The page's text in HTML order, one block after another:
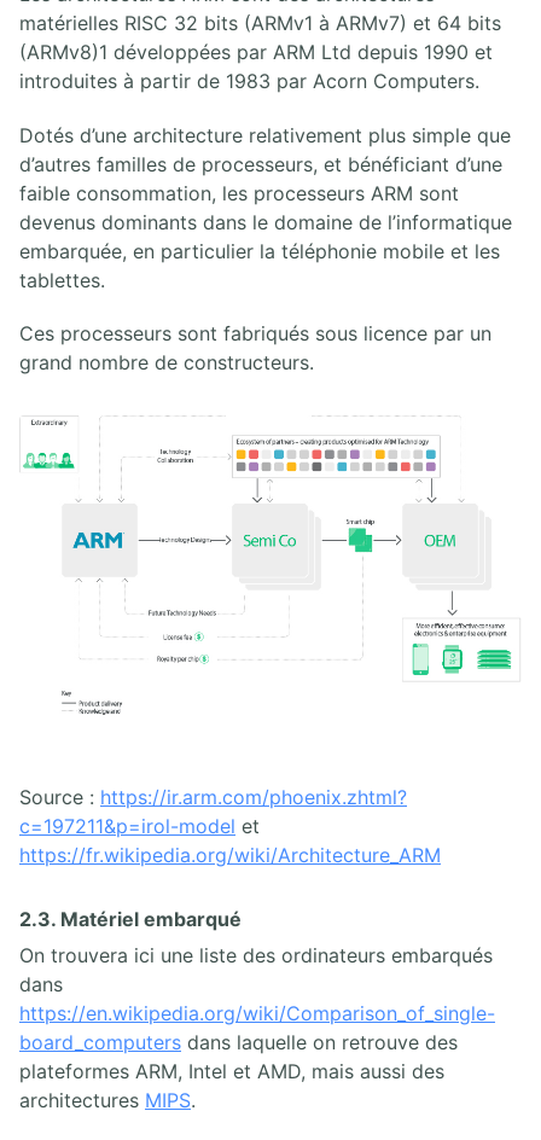
1.3. Virtualisation Xen
1.4. Gestion Libvirt
1.5. Gestion des images
1.6. Infrastructure de virtualisation
2. VIRTUALISATION CONTENEURS
2.1. Introduction aux conteneurs
2.2. LXC/LXD
2.3. Docker
2.4. Buildah Podman Skopeo
3. ORCHESTRATION DOCKER SWARM
5. GESTION ET PROVISIONING
5.2. Cloud-init
5.4. Terraform
IV. AUTOMATION ANSIBLE
VI. ADMINISTRATION JAVA EE
VII. DEVOPS
IX. CYBERSÉCURITÉ
X. CERTIFICATIONS LINUX
matérielles RISC 32 bits (ARMv1 à ARMv7) et 64 bits
(ARMv8)1 développées par ARM Ltd depuis 1990 et
introduites à partir de 1983 par Acorn Computers.
Dotés d’une architecture relativement plus simple que
d’autres familles de processeurs, et bénéficiant d’une
faible consommation, les processeurs ARM sont
devenus dominants dans le domaine de l’informatique
embarquée, en particulier la téléphonie mobile et les
tablettes.
Ces processeurs sont fabriqués sous licence par un
grand nombre de constructeurs.
Source : https://ir.arm.com/phoenix.zhtml?
c=197211&p=irol-model et
https://fr.wikipedia.org/wiki/Architecture_ARM
2.3. Matériel embarqué
On trouvera ici une liste des ordinateurs embarqués
dans
https://en.wikipedia.org/wiki/Comparison_of_single-
board_computers dans laquelle on retrouve des
plateformes ARM, Intel et AMD, mais aussi des
architectures MIPS.